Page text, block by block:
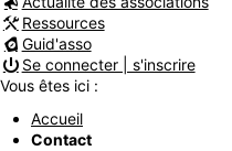
Ressources
Guid'asso
Se connecter | s'inscrire
Vous êtes ici :
Accueil
Contact